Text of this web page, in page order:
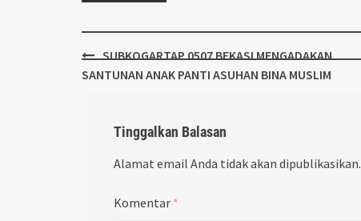
Post
navigation
SUBKOGARTAP 0507 BEKASI MENGADAKAN
SANTUNAN ANAK PANTI ASUHAN BINA MUSLIM
Tinggalkan Balasan
Alamat email Anda tidak akan dipublikasikan.
Komentar *